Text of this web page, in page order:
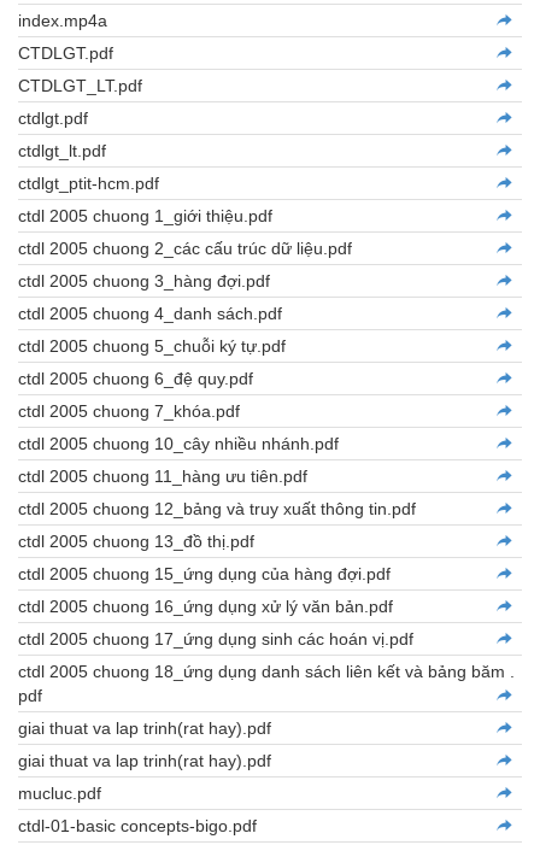
index.mp4a
CTDLGT.pdf
CTDLGT_LT.pdf
ctdlgt.pdf
ctdlgt_lt.pdf
ctdlgt_ptit-hcm.pdf
ctdl 2005 chuong 1_giới thiệu.pdf
ctdl 2005 chuong 2_các cấu trúc dữ liệu.pdf
ctdl 2005 chuong 3_hàng đợi.pdf
ctdl 2005 chuong 4_danh sách.pdf
ctdl 2005 chuong 5_chuỗi ký tự.pdf
ctdl 2005 chuong 6_đệ quy.pdf
ctdl 2005 chuong 7_khóa.pdf
ctdl 2005 chuong 10_cây nhiều nhánh.pdf
ctdl 2005 chuong 11_hàng ưu tiên.pdf
ctdl 2005 chuong 12_bảng và truy xuất thông tin.pdf
ctdl 2005 chuong 13_đồ thị.pdf
ctdl 2005 chuong 15_ứng dụng của hàng đợi.pdf
ctdl 2005 chuong 16_ứng dụng xử lý văn bản.pdf
ctdl 2005 chuong 17_ứng dụng sinh các hoán vị.pdf
ctdl 2005 chuong 18_ứng dụng danh sách liên kết và bảng băm .
pdf
giai thuat va lap trinh(rat hay).pdf
giai thuat va lap trinh(rat hay).pdf
mucluc.pdf
ctdl-01-basic concepts-bigo.pdf